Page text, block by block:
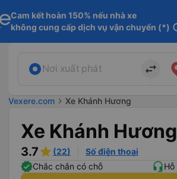
Cam kết hoàn 150% nếu nhà xe
không cung cấp dịch vụ vận chuyển (*)
Nơi xuất phát import_export
Vexere.com chevron_right Xe Khánh Hương
Xe Khánh Hương
3.7 (22)
Số điện thoại
Chắc chắn có chỗ